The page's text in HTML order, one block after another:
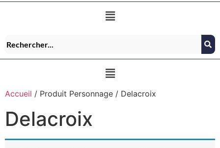
Accueil / Produit Personnage / Delacroix
Delacroix